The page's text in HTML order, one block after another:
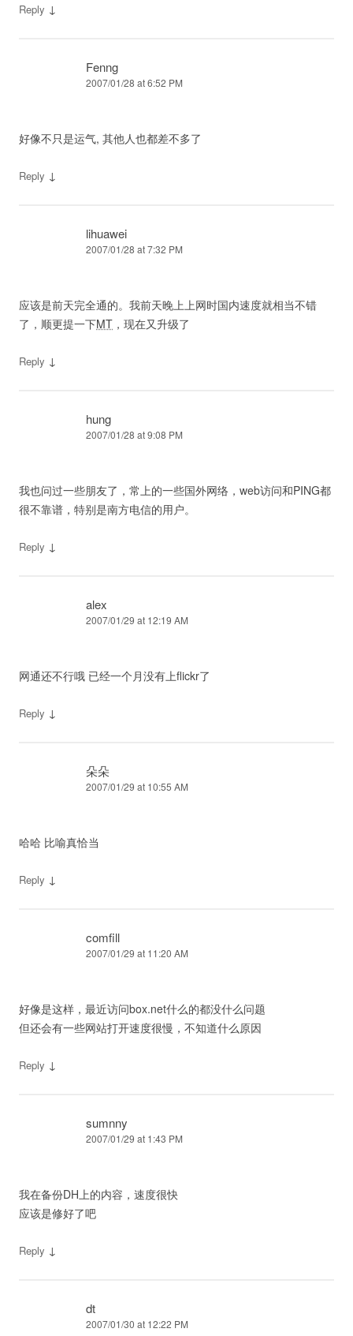
Reply ↓
Fenng
2007/01/28 at 6:52 PM
好像不只是运气, 其他人也都差不多了
Reply ↓
lihuawei
2007/01/28 at 7:32 PM
应该是前天完全通的。我前天晚上上网时国内速度就相当不错
了，顺更提一下MT ，现在又升级了
Reply ↓
hung
2007/01/28 at 9:08 PM
我也问过一些朋友了，常上的一些国外网络，web访问和PING都
很不靠谱，特别是南方电信的用户。
Reply ↓
alex
2007/01/29 at 12:19 AM
网通还不行哦 已经一个月没有上flickr了
Reply ↓
朵朵
2007/01/29 at 10:55 AM
哈哈 比喻真恰当
Reply ↓
comfill
2007/01/29 at 11:20 AM
好像是这样，最近访问box.net什么的都没什么问题
但还会有一些网站打开速度很慢，不知道什么原因
Reply ↓
sumnny
2007/01/29 at 1:43 PM
我在备份DH上的内容，速度很快
应该是修好了吧
Reply ↓
dt
2007/01/30 at 12:22 PM